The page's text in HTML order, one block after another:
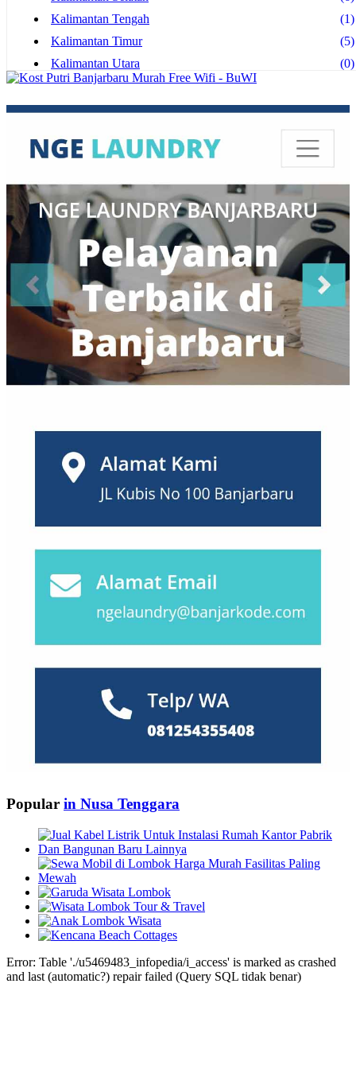
Kalimantan Tengah
(1)
Kalimantan Timur
(5)
Kalimantan Utara
(0)
Kediri
Kupang
(0)
Madiun
Makassar
Malang
(4)
Manado
Mataram
(0)
Medan
(0)
Mojokerto
(0)
Nusa Tenggara
Padang
Palembang
Pekanbaru
Probolinggo
Salatiga
Semarang
Serang
Sidoarjo
Sukabumi
Surabaya
Surakarta
Tangerang
Tanjungpinang
Yogyakarta
Popular in Nusa Tenggara
Error: Table './u5469483_infopedia/i_access' is marked as crashed
and last (automatic?) repair failed (Query SQL tidak benar)